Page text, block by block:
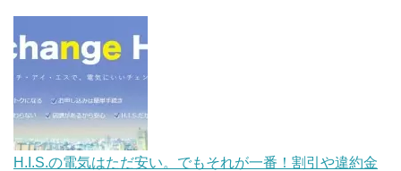
H.I.S.の電気はただ安い。でもそれが一番！割引や違約金